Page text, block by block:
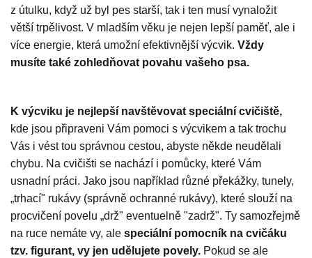
z útulku, když už byl pes starší, tak i ten musí vynaložit
větší trpělivost. V mladším věku je nejen lepší paměť, ale i
více energie, která umožní efektivnější výcvik. Vždy
musíte také zohledňovat povahu vašeho psa.
K výcviku je nejlepší navštěvovat speciální cvičiště,
kde jsou připraveni Vám pomoci s výcvikem a tak trochu
Vás i vést tou správnou cestou, abyste někde neudělali
chybu. Na cvičišti se nachází i pomůcky, které Vám
usnadní práci. Jako jsou například různé překážky, tunely,
„trhací" rukávy (správně ochranné rukávy), které slouží na
procvičení povelu „drž" eventuelně "zadrž". Ty samozřejmě
na ruce nemáte vy, ale speciální pomocník na cvičáku
tzv. figurant, vy jen udělujete povely. Pokud se ale